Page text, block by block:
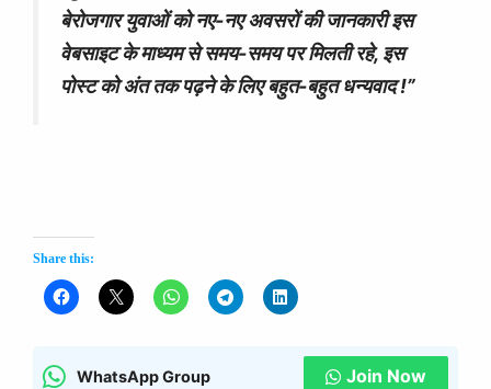
बेरोजगार युवाओं को नए-नए अवसरों की जानकारी इस
वेबसाइट के माध्यम से समय-समय पर मिलती रहे, इस
पोस्ट को अंत तक पढ़ने के लिए बहुत-बहुत धन्यवाद !”
Share this:
WhatsApp Group Join Now